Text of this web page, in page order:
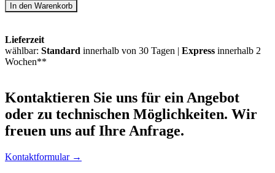
In den Warenkorb
Lieferzeit
wählbar: Standard innerhalb von 30 Tagen | Express innerhalb 2
Wochen**
Kontaktieren Sie uns für ein Angebot
oder zu technischen Möglichkeiten. Wir
freuen uns auf Ihre Anfrage.
Kontaktformular →